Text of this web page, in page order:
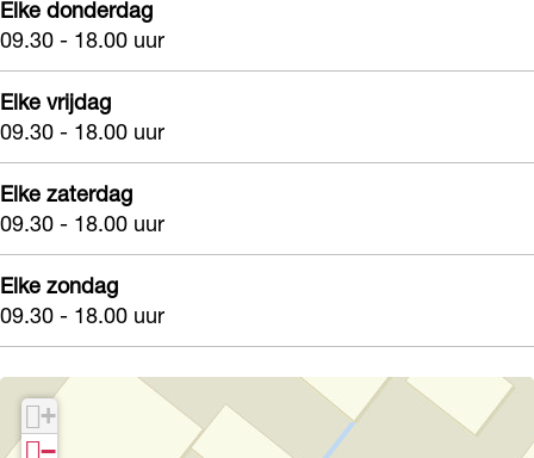
Elke donderdag
09.30 - 18.00 uur
Elke vrijdag
09.30 - 18.00 uur
Elke zaterdag
09.30 - 18.00 uur
Elke zondag
09.30 - 18.00 uur
+
−